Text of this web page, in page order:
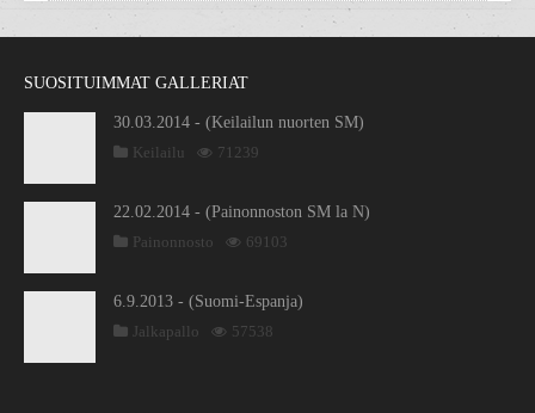
SUOSITUIMMAT GALLERIAT
30.03.2014 - (Keilailun nuorten SM)
Keilailu
71239
22.02.2014 - (Painonnoston SM la N)
Painonnosto
69103
6.9.2013 - (Suomi-Espanja)
Jalkapallo
57538